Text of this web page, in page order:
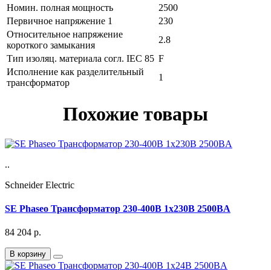
Номин. полная мощность
2500
Первичное напряжение 1
230
Относительное напряжение
короткого замыкания
2.8
Тип изоляц. материала согл. IEC 85 F
Исполнение как разделительный
трансформатор
1
Похожие товары
..
Schneider Electric
SE Phaseo Трансформатор 230-400В 1x230В 2500ВA
84 204 р.
В корзину